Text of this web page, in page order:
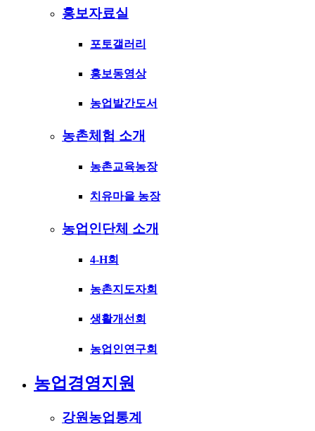
홍보자료실
포토갤러리
홍보동영상
농업발간도서
농촌체험 소개
농촌교육농장
치유마을 농장
농업인단체 소개
4-H회
농촌지도자회
생활개선회
농업인연구회
농업경영지원
강원농업통계